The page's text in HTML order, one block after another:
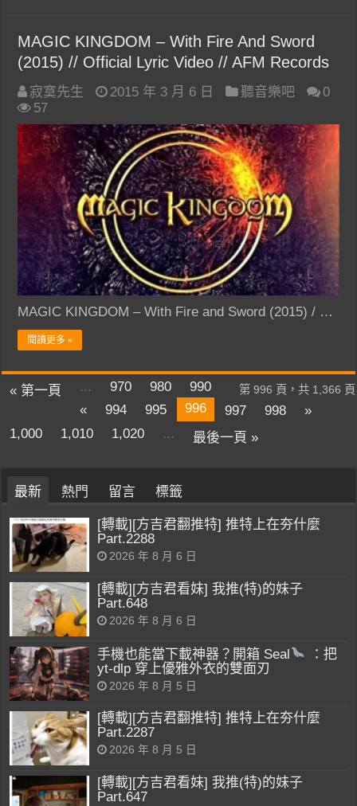
MAGIC KINGDOM – With Fire And Sword
(2015) // Official Lyric Video // AFM Records
寂寞先生 2015 年 3 月 6 日 聽音樂吧
0
57
MAGIC KINGDOM – With Fire and Sword (2015) / …
閱讀更多 »
第 996 頁，共 1,366 頁
« 第一頁 ... 970 980
990
«
994 995 996 997 998
»
1,000
1,010 1,020 ... 最後一頁 »
最新 熱門 留言 標籤
[轉載][方吉君翻推特] 推特上在夯什麼
Part.2288
2026 年 8 月 6 日
[轉載][方吉君看妹] 我推(特)的妹子
Part.648
2026 年 8 月 6 日
手機也能當下載神器？開箱 Seal
：把
yt-dlp 穿上優雅外衣的雙面刃
2026 年 8 月 5 日
[轉載][方吉君翻推特] 推特上在夯什麼
Part.2287
2026 年 8 月 5 日
[轉載][方吉君看妹] 我推(特)的妹子
Part.647